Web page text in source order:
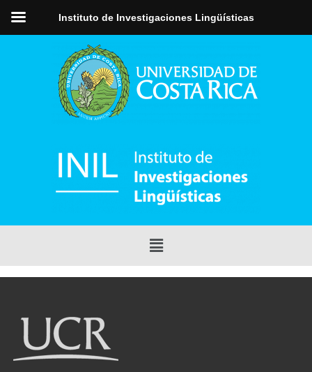
Instituto de Investigaciones Lingüísticas